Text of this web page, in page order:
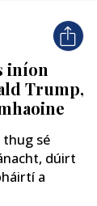
iníon
Trump,
thug sé
dúirt
a